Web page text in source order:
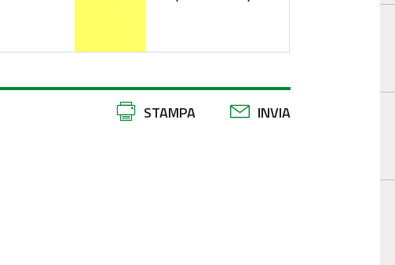
Azioni
STAMPA INVIA